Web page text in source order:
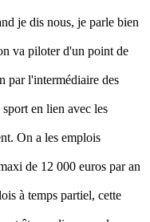
je dis nous, je parle bien
va piloter d'un point de
par l'intermédiaire des
en lien avec les
On a les emplois
de 12 000 euros par an
à temps partiel, cette